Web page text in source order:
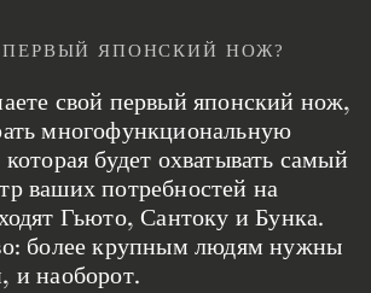
ПЕРВЫЙ ЯПОНСКИЙ НОЖ?
свой первый японский нож,
многофункциональную
будет охватывать самый
ваших потребностей на
Гьюто, Сантоку и Бунка.
более крупным людям нужны
и наоборот.